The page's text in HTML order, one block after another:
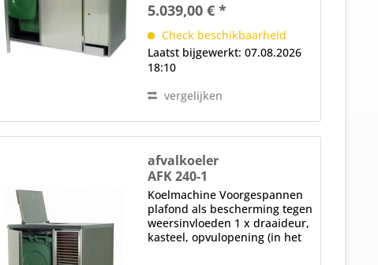
verwisselbaar zonder
gereedschap elektronische
controle (achter het
diafragma)...
5.039,00 € *
Check beschikbaarheid
Laatst bijgewerkt: 07.08.2026
18:10
vergelijken
afvalkoeler
AFK 240-1
Koelmachine Voorgespannen
plafond als bescherming tegen
weersinvloeden 1 x draaideur,
kasteel, opvulopening (in het